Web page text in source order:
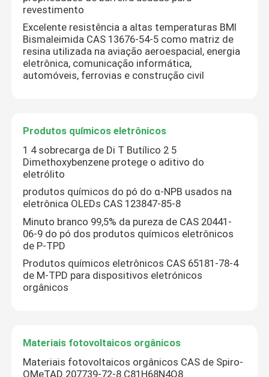
revestimento
Excelente resistência a altas temperaturas BMI
Bismaleimida CAS 13676-54-5 como matriz de
resina utilizada na aviação aeroespacial, energia
eletrônica, comunicação informática,
automóveis, ferrovias e construção civil
Produtos químicos eletrônicos
1 4 sobrecarga de Di T Butílico 2 5
Dimethoxybenzene protege o aditivo do
eletrólito
produtos químicos do pó do α-NPB usados na
eletrônica OLEDs CAS 123847-85-8
Minuto branco 99,5% da pureza de CAS 20441-
06-9 do pó dos produtos químicos eletrônicos
de P-TPD
Produtos químicos eletrônicos CAS 65181-78-4
de M-TPD para dispositivos eletrónicos
orgânicos
Materiais fotovoltaicos orgânicos
Materiais fotovoltaicos orgânicos CAS de Spiro-
OMeTAD 207739-72-8 C81H68N4O8